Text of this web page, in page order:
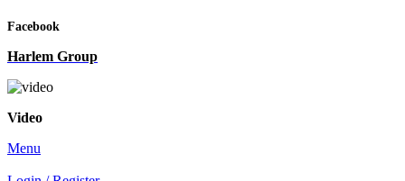
Facebook
Harlem Group
Video
Menu